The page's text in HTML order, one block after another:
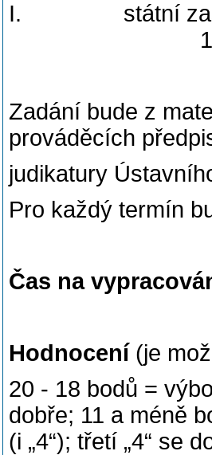
I. státní
1
Zadání bude z
prováděcích
judikatury
Pro každý termín
Čas na
Hodnocení (je
20 - 18 bodů =
dobře; 11 a méně
(i „4“); třetí „4“ se